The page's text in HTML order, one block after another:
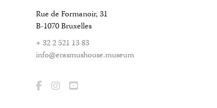
Rue de Formanoir, 31
B-1070 Bruxelles
+ 32 2 521 13 83
info@erasmushouse.museum